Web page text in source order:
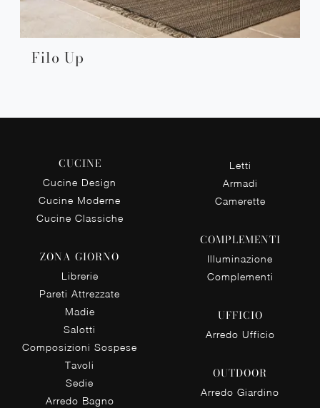
Filo Up
CUCINE
Cucine Design
Cucine Moderne
Cucine Classiche
ZONA GIORNO
Librerie
Pareti Attrezzate
Madie
Salotti
Composizioni Sospese
Tavoli
Sedie
Arredo Bagno
Letti
Armadi
Camerette
COMPLEMENTI
Illuminazione
Complementi
UFFICIO
Arredo Ufficio
OUTDOOR
Arredo Giardino